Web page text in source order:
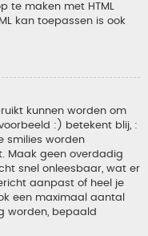
te maken met HTML
kan toepassen is ook
kunnen worden om
:) betekent blij, :
smilies worden
Maak geen overdadig
snel onleesbaar, wat er
aanpast of heel je
een maximaal aantal
worden, bepaald